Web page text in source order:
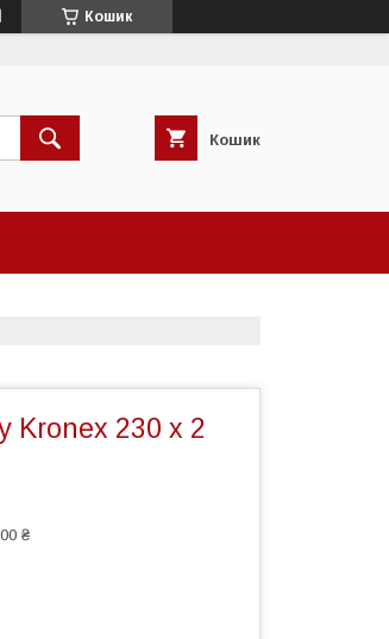
Кошик
Кошик
Kronex 230 х 2
₴